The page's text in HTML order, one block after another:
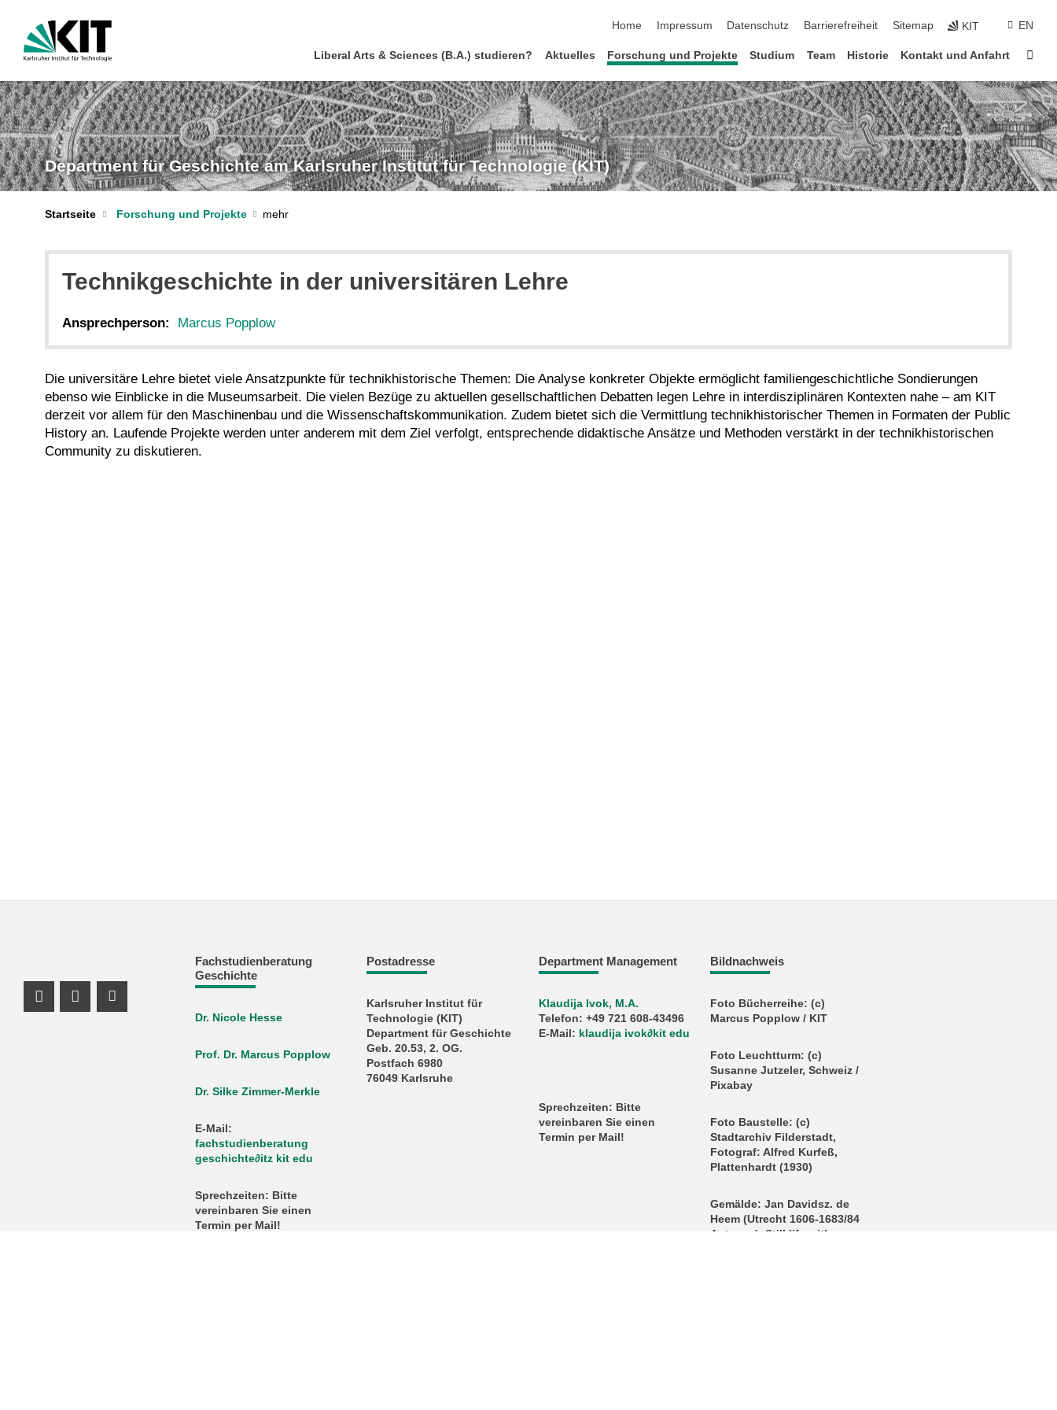
Home
Impressum Datenschutz Barrierefreiheit Sitemap KIT EN
Liberal Arts & Sciences (B.A.) studieren? Aktuelles Forschung und Projekte Studium Team Historie Kontakt und Anfahrt
Department für Geschichte am Karlsruher Institut für Technologie (KIT)
Startseite Forschung und Projekte
Technikgeschichte in der universitären Lehre
Ansprechperson: Marcus Popplow
Die universitäre Lehre bietet viele Ansatzpunkte für technikhistorische Themen: Die Analyse konkreter Objekte ermöglicht familiengeschichtliche Sondierungen
ebenso wie Einblicke in die Museumsarbeit. Die vielen Bezüge zu aktuellen gesellschaftlichen Debatten legen Lehre in interdisziplinären Kontexten nahe – am KIT
derzeit vor allem für den Maschinenbau und die Wissenschaftskommunikation. Zudem bietet sich die Vermittlung technikhistorischer Themen in Formaten der Public
History an. Laufende Projekte werden unter anderem mit dem Ziel verfolgt, entsprechende didaktische Ansätze und Methoden verstärkt in der technikhistorischen
Community zu diskutieren.
Fachstudienberatung
Geschichte
Dr. Nicole Hesse
Prof. Dr. Marcus Popplow
Dr. Silke Zimmer-Merkle
E-Mail:
fachstudienberatung
geschichte∂itz kit edu
Sprechzeiten: Bitte
vereinbaren Sie einen
Termin per Mail!
Postadresse
Karlsruher Institut für
Technologie (KIT)
Department für Geschichte
Geb. 20.53, 2. OG.
Postfach 6980
76049 Karlsruhe
Department Management
Klaudija Ivok, M.A.
Telefon: +49 721 608-43496
E-Mail: klaudija ivok∂kit edu
Sprechzeiten: Bitte
vereinbaren Sie einen
Termin per Mail!
Bildnachweis
Foto Bücherreihe: (c)
Marcus Popplow / KIT
Foto Leuchtturm: (c)
Susanne Jutzeler, Schweiz /
Pixabay
Foto Baustelle: (c)
Stadtarchiv Filderstadt,
Fotograf: Alfred Kurfeß,
Plattenhardt (1930)
Gemälde: Jan Davidsz. de
Heem (Utrecht 1606-1683/84
Antwerp), Still life with
Instagram Profil
Profil Mastodon
Youtube Profil